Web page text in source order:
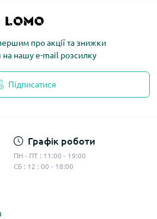
про акції та знижки
на нашу e-mail розсилку
Підписатися
Графік роботи
ПН - ПТ : 11:00 - 19:00
СБ : 12 : 00 - 18:00